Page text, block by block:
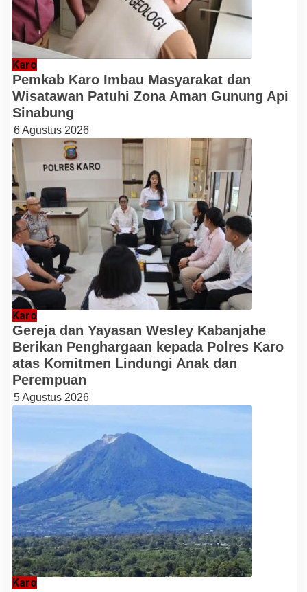
Karo
Pemkab Karo Imbau Masyarakat dan
Wisatawan Patuhi Zona Aman Gunung Api
Sinabung
6 Agustus 2026
Karo
Gereja dan Yayasan Wesley Kabanjahe
Berikan Penghargaan kepada Polres Karo
atas Komitmen Lindungi Anak dan
Perempuan
5 Agustus 2026
Karo